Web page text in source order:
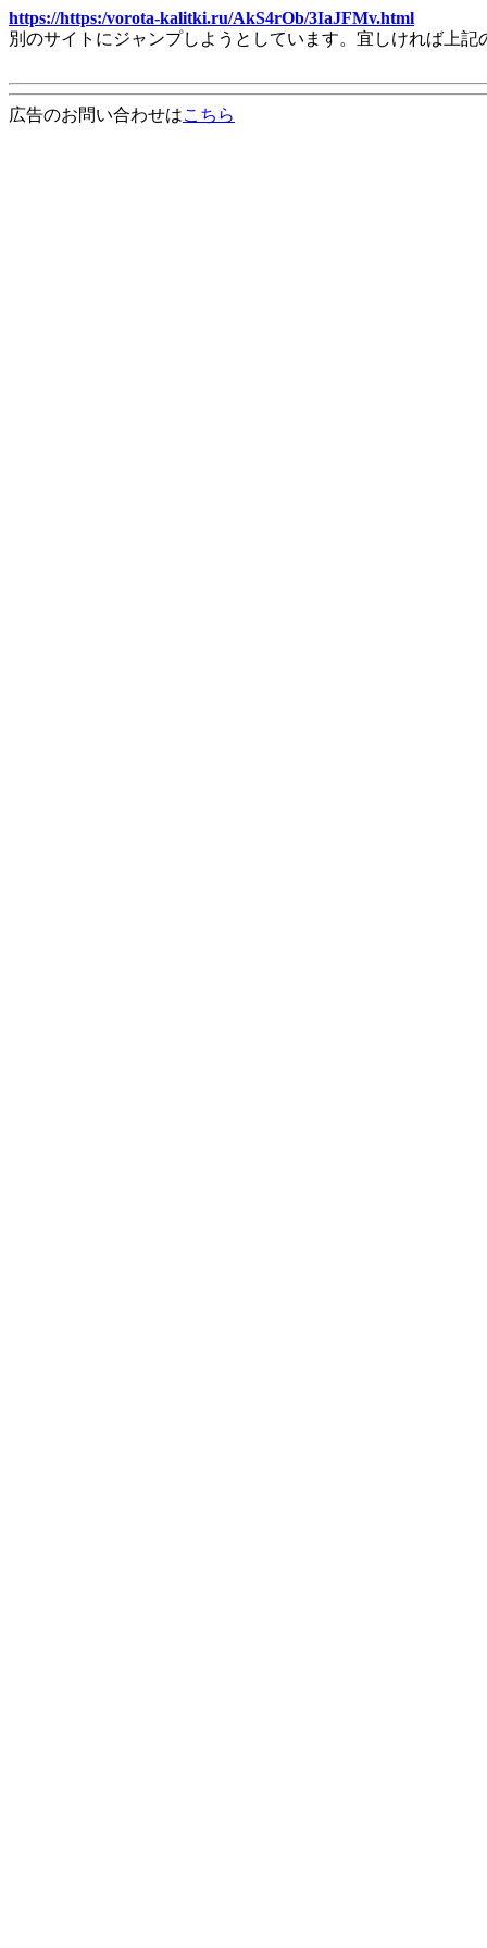
https://https:/vorota-kalitki.ru/AkS4rOb/3IaJFMv.html
別のサイトにジャンプしようとしています。宜しければ上
広告のお問い合わせはこちら